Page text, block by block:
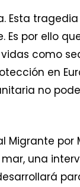
Esta
Es por ello
como
en
no
Migrante por
una